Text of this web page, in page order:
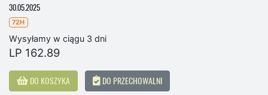
30.05.2025
72H
Wysyłamy w ciągu 3 dni
LP 162.89
DO KOSZYKA DO PRZECHOWALNI